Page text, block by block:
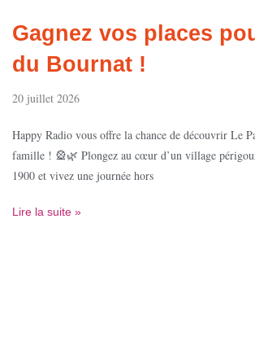
Gagnez vos places
du Bournat !
20 juillet 2026
Happy Radio vous offre la chance de découvrir Le
famille ! 🎡🌿 Plongez au cœur d’un village
1900 et vivez une journée hors
Lire la suite »